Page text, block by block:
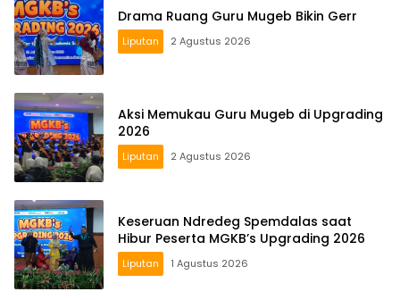
Drama Ruang Guru Mugeb Bikin Gerr
Liputan 2 Agustus 2026
Aksi Memukau Guru Mugeb di Upgrading
2026
Liputan 2 Agustus 2026
Keseruan Ndredeg Spemdalas saat
Hibur Peserta MGKB’s Upgrading 2026
Liputan 1 Agustus 2026